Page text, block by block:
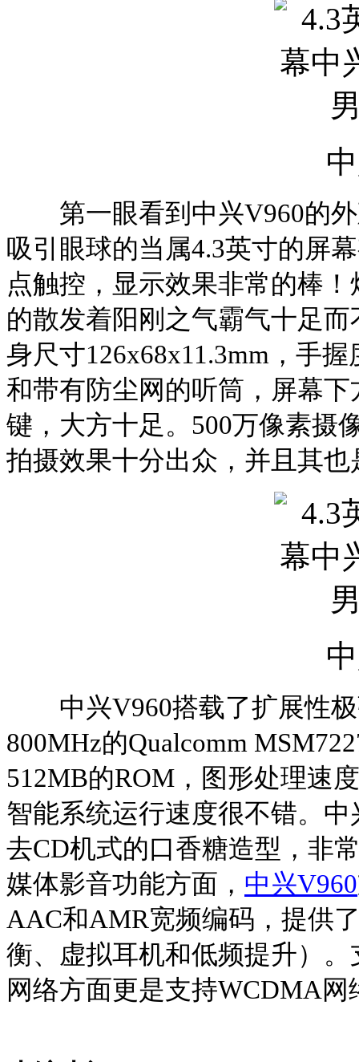
第一眼看到中兴V960的
吸引眼球的当属4.3英寸的屏
点触控，显示效果非常的棒
的散发着阳刚之气霸气十足
身尺寸126x68x11.3mm ，手
和带有防尘网的听筒，屏幕
键，大方十足。 500万像素摄
拍摄效果十分出众，并且其
中兴V960搭载了扩展性
800MHz的Qualcomm
512MB的ROM ，图形处理速
智能系统运行速度很不错。中
去CD机式的口香糖造型，非
媒体影音功能方面， 中兴V960
AAC和AMR宽频编码，提供
衡、虚拟耳机和低频提升）。
网络方面更是支持WCDMA网